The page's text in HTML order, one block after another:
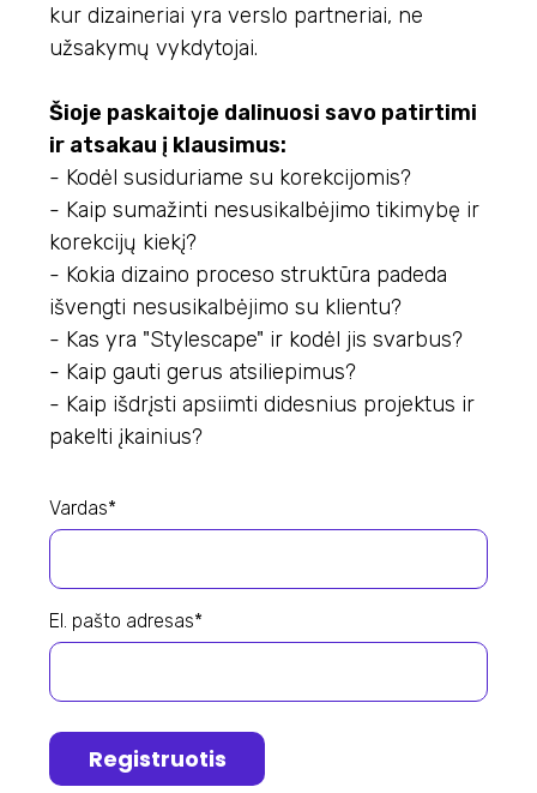
kur dizaineriai yra verslo partneriai, ne
užsakymų vykdytojai.
Šioje paskaitoje dalinuosi savo patirtimi
ir atsakau į klausimus:
- Kodėl susiduriame su korekcijomis?
- Kaip sumažinti nesusikalbėjimo tikimybę ir
korekcijų kiekį?
- Kokia dizaino proceso struktūra padeda
išvengti nesusikalbėjimo su klientu?
- Kas yra "Stylescape" ir kodėl jis svarbus?
- Kaip gauti gerus atsiliepimus?
- Kaip išdrįsti apsiimti didesnius projektus ir
pakelti įkainius?
Vardas*
El. pašto adresas*
Registruotis